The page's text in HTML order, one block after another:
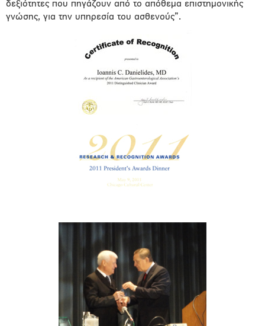
δεξιότητες που πηγάζουν από το απόθεμα επιστημονικής
γνώσης, για την υπηρεσία του ασθενούς”.